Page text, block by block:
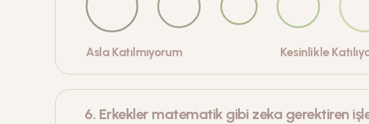
Asla Katılmıyorum Kesinlikle
6. Erkekler matematik gibi zeka gerektiren